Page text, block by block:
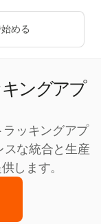
める
ングアプ
ラッキングアプ
スな統合と生産
します。